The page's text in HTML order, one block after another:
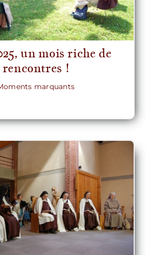
un mois riche de
rencontres !
marquants